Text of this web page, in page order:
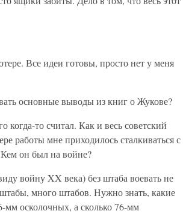
Все идеи готовы, просто нет у меня
основные выводы из книг о Жукове?
то считал. Как и весь советский
работы мне приходилось сталкиваться с
он был на войне?
войну XX века) без штаба воевать не
много штабов. Нужно знать, какие
мм осколочных, а сколько 76-мм